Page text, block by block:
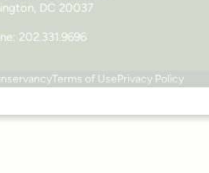
DC 20037
202.331.9696
Terms of UsePrivacy Policy